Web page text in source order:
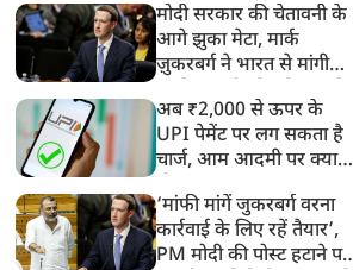
मोदी सरकार की चेतावनी के
आगे झुका मेटा, मार्क
ज़ुकरबर्ग ने भारत से मांगी
अब ₹2,000 से ऊपर के
UPI पेमेंट पर लग सकता है
चार्ज, आम आदमी पर क्या
‘मांफी मांगें जुकरबर्ग वरना
कार्रवाई के लिए रहें तैयार’,
PM मोदी की पोस्ट हटाने पर